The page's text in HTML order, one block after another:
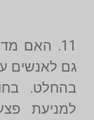
11. האם
גם לאנשים
בהחלט.
למניעת